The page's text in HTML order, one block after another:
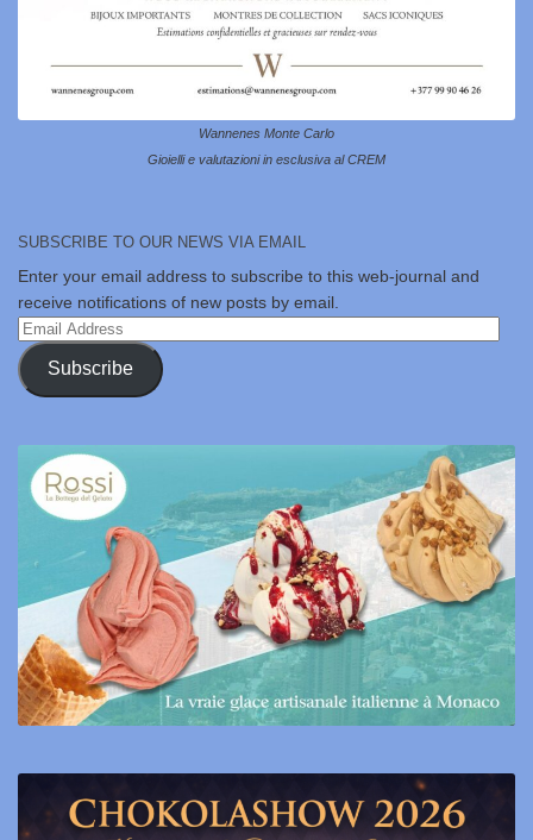
Wannenes Monte Carlo
Gioielli e valutazioni in esclusiva al CREM
SUBSCRIBE TO OUR NEWS VIA EMAIL
Enter your email address to subscribe to this web-journal and
receive notifications of new posts by email.
Email
Address
Subscribe